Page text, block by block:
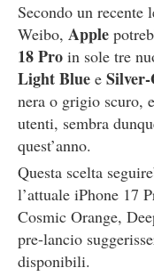
Secondo un recente
Weibo, Apple
18 Pro in sole tre
Light Blue e
nera o grigio scuro,
utenti, sembra
quest’anno.
Questa scelta
l’attuale iPhone 17
Cosmic Orange,
pre-lancio
disponibili.